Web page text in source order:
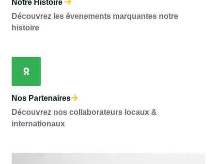
Notre Histoire
Découvrez les évenements marquantes notre
histoire
Nos Partenaires
Découvrez nos collaborateurs locaux &
internationaux